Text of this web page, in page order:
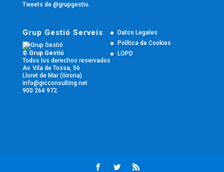
Tweets de @grupgestio.
Grup Gestió Serveis
© Grup Gestió
Todos los derechos reservados
Av. Vila de Tossa, 56
Lloret de Mar (Girona)
info@gicconsulting.net
900 264 972
Datos Legales
Política de Cookies
LOPD